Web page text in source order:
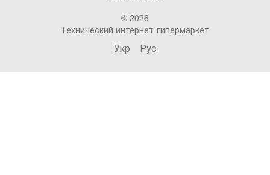
© 2026
Технический интернет-гипермаркет
Укр Рус